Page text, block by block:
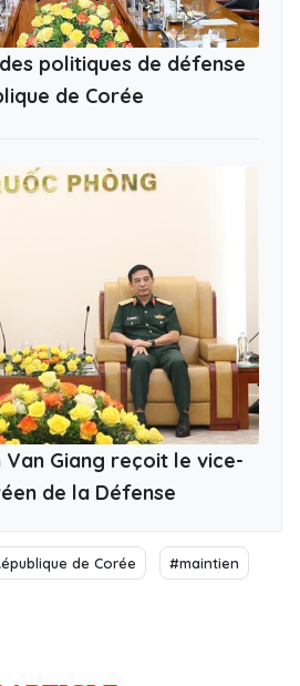
politiques de défense
de Corée
Van Giang reçoit le vice-
de la Défense
de Corée #maintien